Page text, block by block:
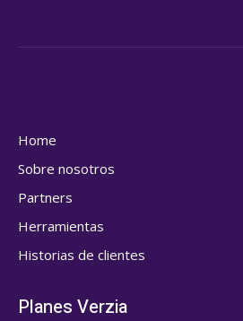
Home
Sobre nosotros
Partners
Herramientas
Historias de clientes
Planes Verzia